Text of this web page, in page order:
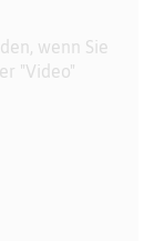
wenn Sie
"Video"